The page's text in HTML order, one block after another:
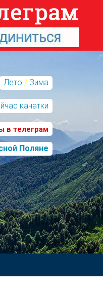
Лето / Зима
канатки
в телеграм
Поляне